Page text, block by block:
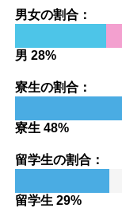
男女の割合：
男 28%
寮生の割合：
寮生 48%
留学生の割合：
留学生 29%